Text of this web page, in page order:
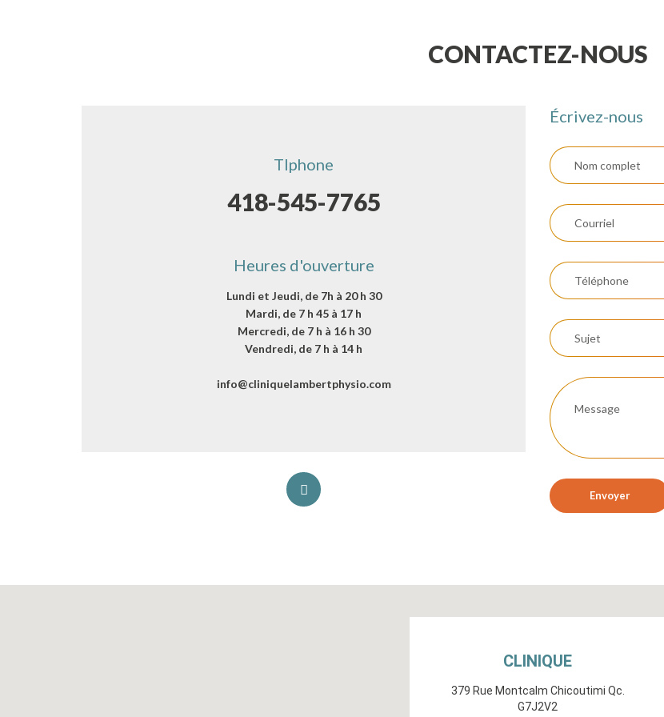
CONTACTEZ-NOUS
Tlphone
418-545-7765
Heures d'ouverture
Lundi et Jeudi, de 7h à 20 h 30
Mardi, de 7 h 45 à 17 h
Mercredi, de 7 h à 16 h 30
Vendredi, de 7 h à 14 h
info@cliniquelambertphysio.com
Écrivez-nous
Envoyer
CLINIQUE
379 Rue Montcalm Chicoutimi Qc.
G7J2V2